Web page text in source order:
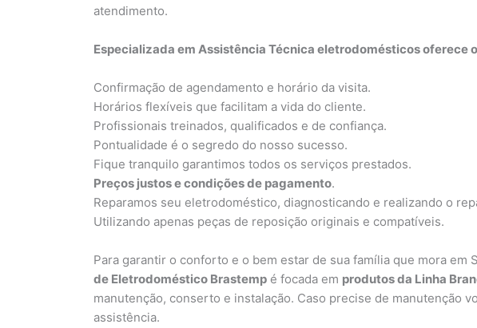
atendimento.
Especializada em Assistência Técnica eletrodomésticos oferece
Confirmação de agendamento e horário da visita.
Horários flexíveis que facilitam a vida do cliente.
Profissionais treinados, qualificados e de confiança.
Pontualidade é o segredo do nosso sucesso.
Fique tranquilo garantimos todos os serviços prestados.
Preços justos e condições de pagamento.
Reparamos seu eletrodoméstico, diagnosticando e realizando o
Utilizando apenas peças de reposição originais e compatíveis.
Para garantir o conforto e o bem estar de sua família que mora em
de Eletrodoméstico Brastemp é focada em produtos da Linha
manutenção, conserto e instalação. Caso precise de manutenção
assistência.